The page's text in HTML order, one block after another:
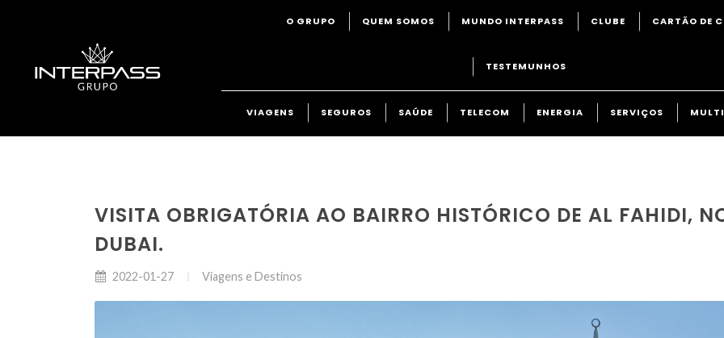
O GRUPO QUEM SOMOS MUNDO INTERPASS CLUBE CARTÃO DE
TESTEMUNHOS
VIAGENS SEGUROS SAÚDE TELECOM ENERGIA SERVIÇOS
VISITA OBRIGATÓRIA AO BAIRRO HISTÓRICO DE AL FAHIDI,
DUBAI.
2022-01-27 Viagens e Destinos